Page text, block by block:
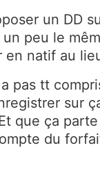
un DD
peu le
en natif au
pas tt
sur
que ça
du